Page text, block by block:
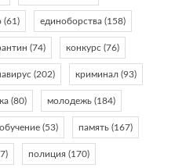
(61) единоборства (158)
(74) конкурс (76)
(202) криминал (93)
(80) молодежь (184)
обучение (53) память (167)
полиция (170)